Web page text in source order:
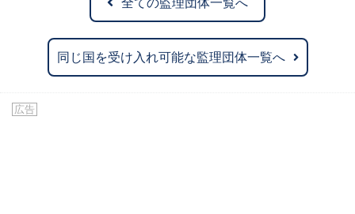
同じ国を受け入れ可能な監理団体一覧へ
広告